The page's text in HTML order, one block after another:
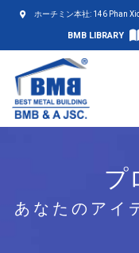
ホーチミン本社: 146 Phan
BMB LIBRARY
プ
あなたのアイ